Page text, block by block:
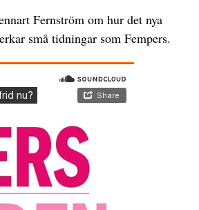
Fernström om hur det nya
små tidningar som Fempers.